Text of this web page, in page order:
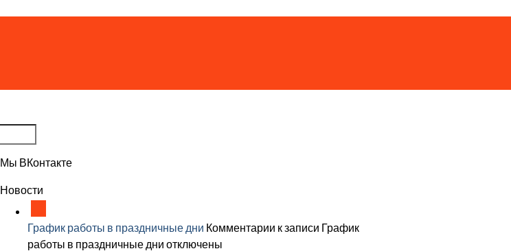
Мы ВКонтакте
Новости
График работы в праздничные дни Комментарии к записи График
работы в праздничные дни отключены